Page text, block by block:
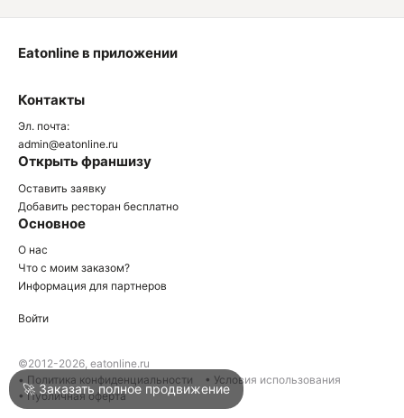
Войти
Написать в техподдержку
Контакты
Эл. почта:
admin@eatonline.ru
Открыть франшизу
Оставить заявку
Добавить ресторан бесплатно
Основное
О нас
Что с моим заказом?
Информация для партнеров
Eatonline в приложении
Войти
©2012-2026, eatonline.ru
• Политика конфиденциальности
• Условия использования
• Публичная оферта
🚀 Заказать полное продвижение